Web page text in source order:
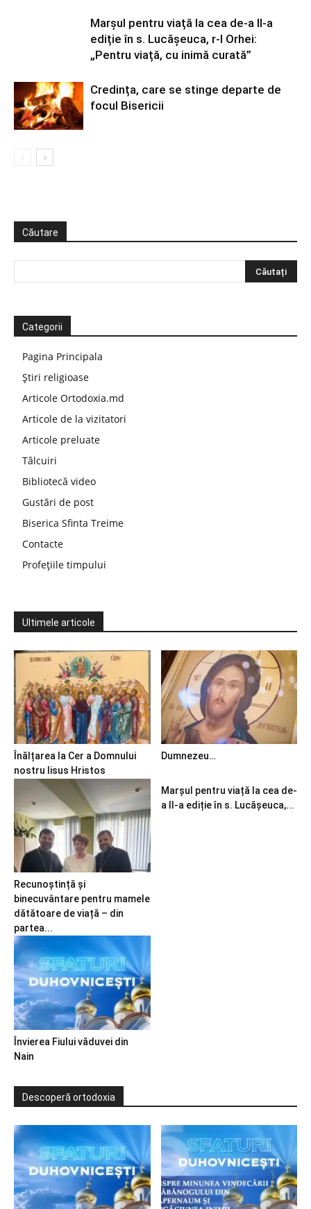
Marșul pentru viață la cea de-a II-a
ediție în s. Lucășeuca, r-l Orhei:
„Pentru viață, cu inimă curată”
Credința, care se stinge departe de
focul Bisericii
Căutare
Categorii
Pagina Principala
Știri religioase
Articole Ortodoxia.md
Articole de la vizitatori
Articole preluate
Tâlcuiri
Bibliotecă video
Gustări de post
Biserica Sfinta Treime
Contacte
Profețiile timpului
Ultimele articole
Înălțarea la Cer a Domnului
nostru Iisus Hristos
Dumnezeu…
Recunoștință și
binecuvântare pentru mamele
dătătoare de viață – din
partea...
Marșul pentru viață la cea de-
a II-a ediție în s. Lucășeuca,...
Învierea Fiului văduvei din
Nain
Descoperă ortodoxia